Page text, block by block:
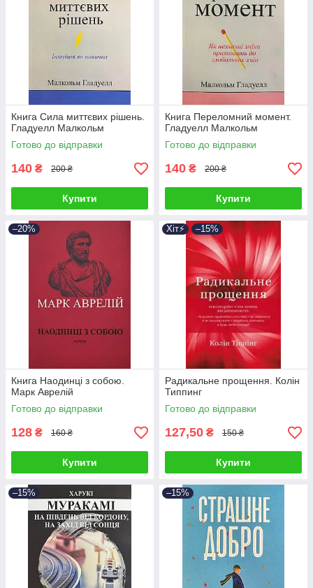
Книга Сила миттєвих рішень.
Гладуелл Малкольм
Готово до відправки
140 ₴ 200 ₴
Купити
Книга Переломний момент.
Гладуелл Малкольм
Готово до відправки
140 ₴ 200 ₴
Купити
–20%
Книга Наодинці з собою.
Марк Аврелій
Готово до відправки
128 ₴ 160 ₴
Купити
Хіт⚡️ –15%
Радикальне прощення. Колін
Типпинг
Готово до відправки
127,50 ₴ 150 ₴
Купити
–15% –15%